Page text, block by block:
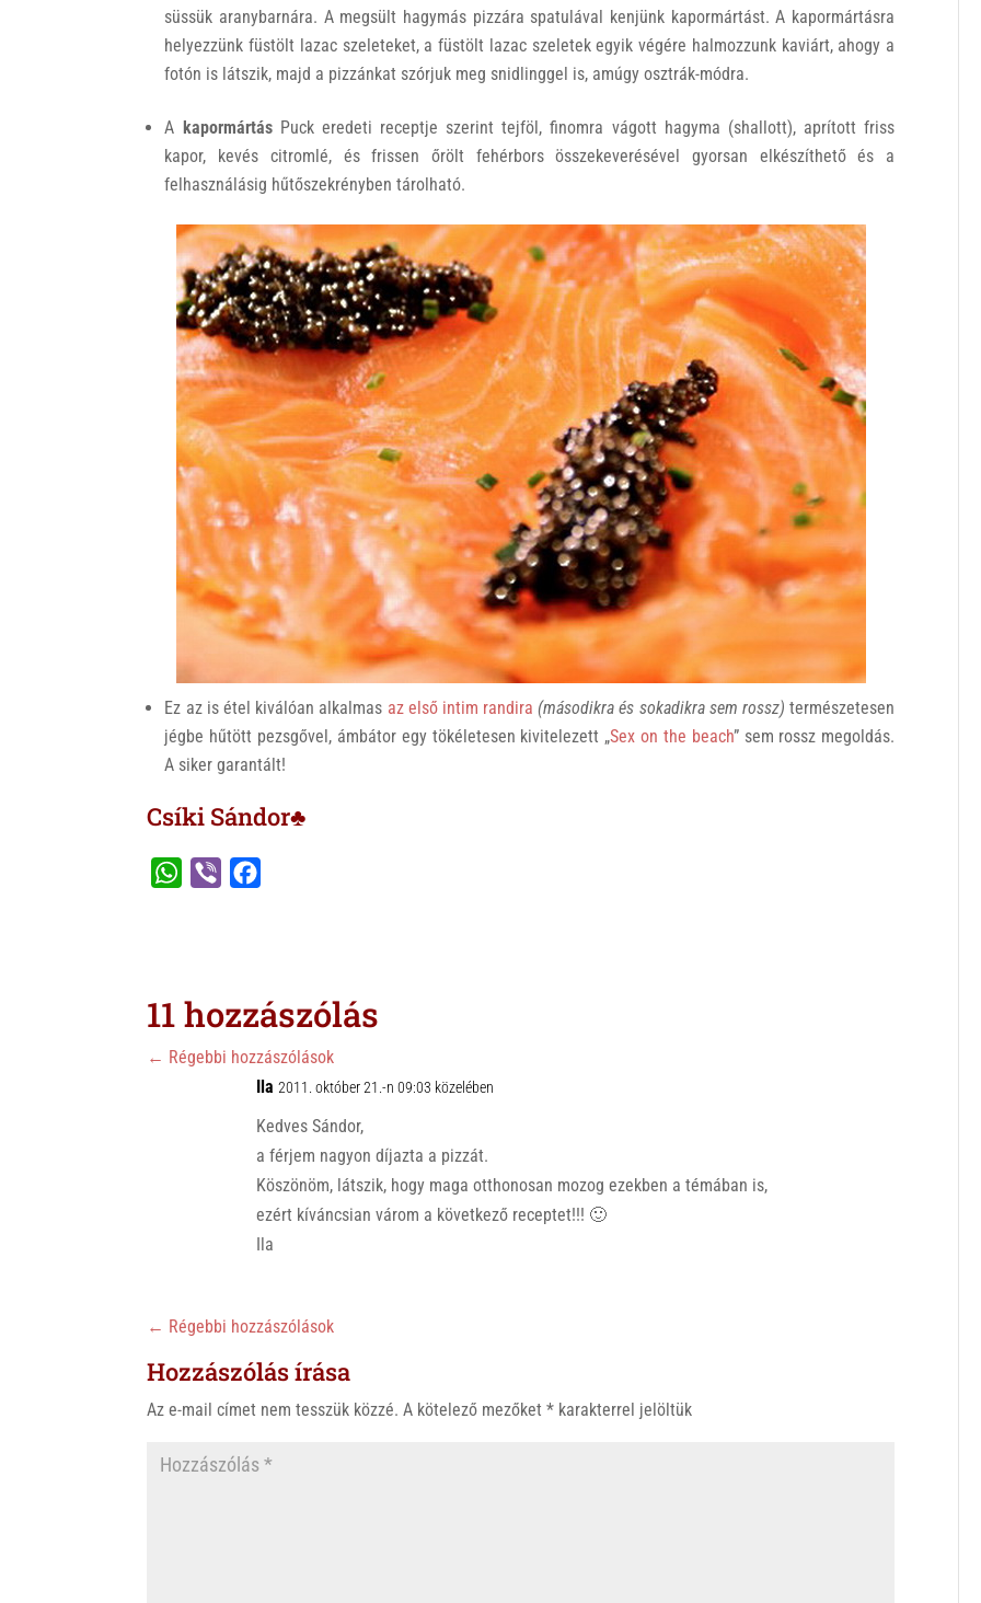
süssük aranybarnára. A megsült hagymás pizzára spatulával kenjünk kapormártást. A kapormártásra
helyezzünk füstölt lazac szeleteket, a füstölt lazac szeletek egyik végére halmozzunk kaviárt, ahogy a
fotón is látszik, majd a pizzánkat szórjuk meg snidlinggel is, amúgy osztrák-módra.
A kapormártásPuck eredeti receptje szerint tejföl, finomra vágott hagyma (shallott), aprított friss
kapor, kevés citromlé, és frissen őrölt fehérbors összekeverésével gyorsan elkészíthető és a
felhasználásig hűtőszekrényben tárolható.
Ez az is étel kiválóan alkalmas az első intim randira (másodikra és sokadikra sem rossz)természetesen
jégbe hűtött pezsgővel, ámbátor egy tökéletesen kivitelezett „Sex on the beach” sem rossz megoldás.
A siker garantált!
Csíki Sándor♣
W
A
p
o
o
k
11 hozzászólás
← Régebbi hozzászólások
Ila 2011. október 21.-n 09:03 közelében
Kedves Sándor,
a férjem nagyon díjazta a pizzát.
Köszönöm, látszik, hogy maga otthonosan mozog ezekben a témában is,
ezért kíváncsian várom a következő receptet!!! 🙂
Ila
← Régebbi hozzászólások
Hozzászólás írása
Az e-mail címet nem tesszük közzé. A kötelező mezőket* karakterrel jelöltük